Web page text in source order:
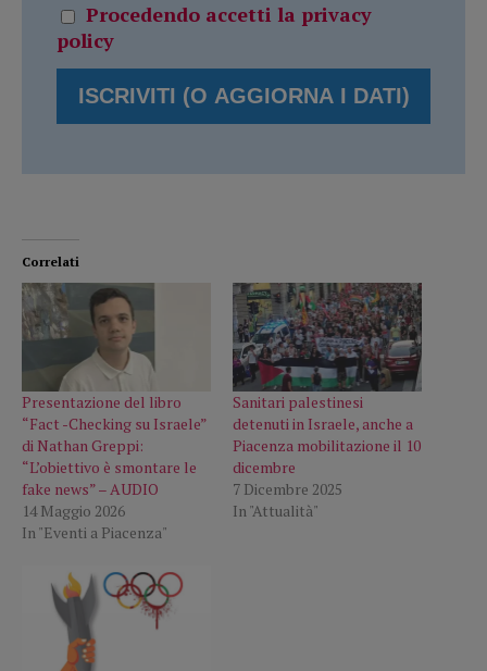
Procedendo accetti la privacy
policy
Correlati
Presentazione del libro
“Fact -Checking su Israele”
di Nathan Greppi:
“L’obiettivo è smontare le
fake news” – AUDIO
14 Maggio 2026
In "Eventi a Piacenza"
Sanitari palestinesi
detenuti in Israele, anche a
Piacenza mobilitazione il 10
dicembre
7 Dicembre 2025
In "Attualità"